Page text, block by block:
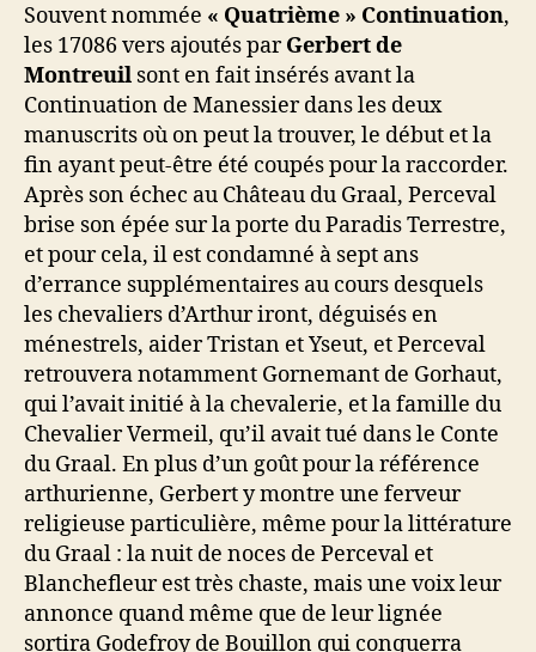
Souvent nommée « Quatrième » Continuation,
les 17086 vers ajoutés parGerbert de
Montreuil sont en fait insérés avant la
Continuation de Manessier dans les deux
manuscrits où on peut la trouver, le début et la
fin ayant peut-être été coupés pour la raccorder.
Après son échec au Château du Graal, Perceval
brise son épée sur la porte du Paradis Terrestre,
et pour cela, il est condamné à sept ans
d’errance supplémentaires au cours desquels
les chevaliers d’Arthur iront, déguisés en
ménestrels, aider Tristan et Yseut, et Perceval
retrouvera notamment Gornemant de Gorhaut,
qui l’avait initié à la chevalerie, et la famille du
Chevalier Vermeil, qu’il avait tué dans le Conte
du Graal. En plus d’un goût pour la référence
arthurienne, Gerbert y montre une ferveur
religieuse particulière, même pour la littérature
du Graal : la nuit de noces de Perceval et
Blanchefleur est très chaste, mais une voix leur
annonce quand même que de leur lignée
sortira Godefroy de Bouillon qui conquerra